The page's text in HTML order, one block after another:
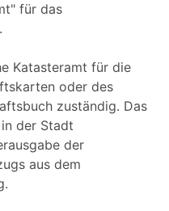
für das
Katasteramt für die
oder des
zuständig. Das
der Stadt
der
aus dem